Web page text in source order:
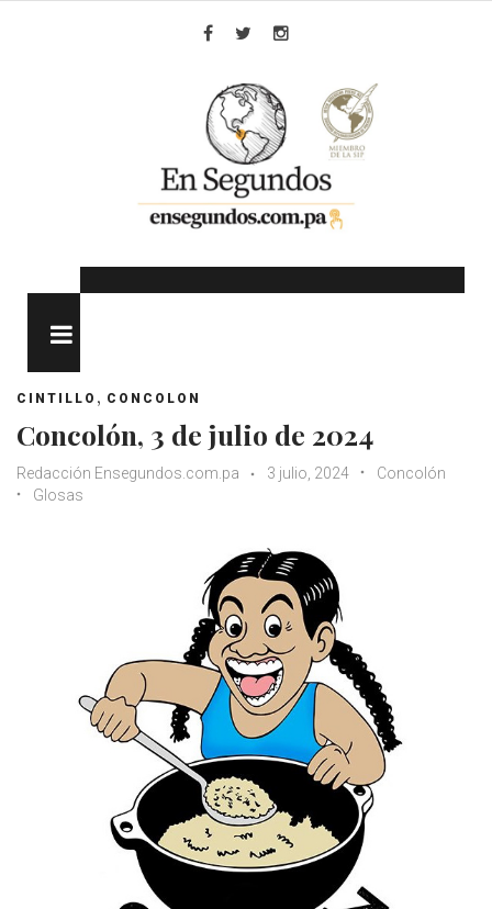
CINTILLO , CONCOLON
Concolón, 3 de julio de 2024
Redacción Ensegundos.com.pa 3 julio, 2024
Concolón
Glosas